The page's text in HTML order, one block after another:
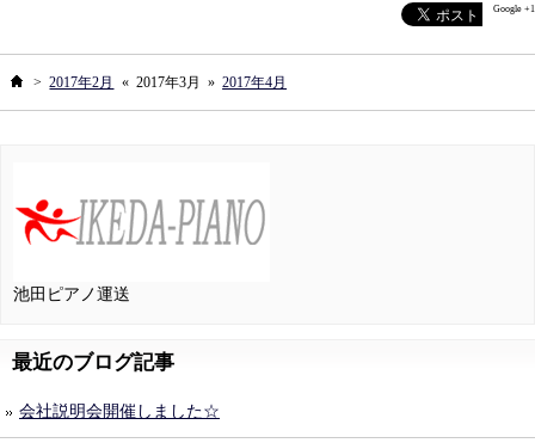
Google +1
ホーム
> 2017年2月 « 2017年3月 » 2017年4月
池田ピアノ運送
最近のブログ記事
会社説明会開催しました☆